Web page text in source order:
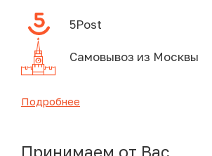
5Post
Самовывоз из Москвы
Подробнее